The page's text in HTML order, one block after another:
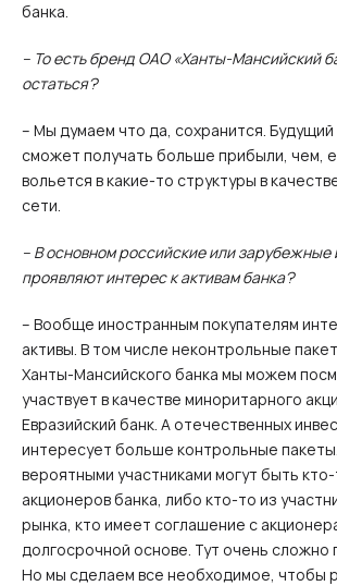
банка.
– То есть бренд ОАО «Ханты-Мансийский
остаться?
– Мы думаем что да, сохранится.
сможет получать больше прибыли, чем,
вольется в какие-то структуры в
сети.
– В основном российские или зарубежные
проявляют интерес к активам банка?
– Вообще иностранным покупателям
активы. В том числе неконтрольные
Ханты-Мансийского банка мы можем
участвует в качестве миноритарного
Евразийский банк. А отечественных
интересует больше контрольные
вероятными участниками могут быть
акционеров банка, либо кто-то из
рынка, кто имеет соглашение с
долгосрочной основе. Тут очень сложно
Но мы сделаем все необходимое, чтобы